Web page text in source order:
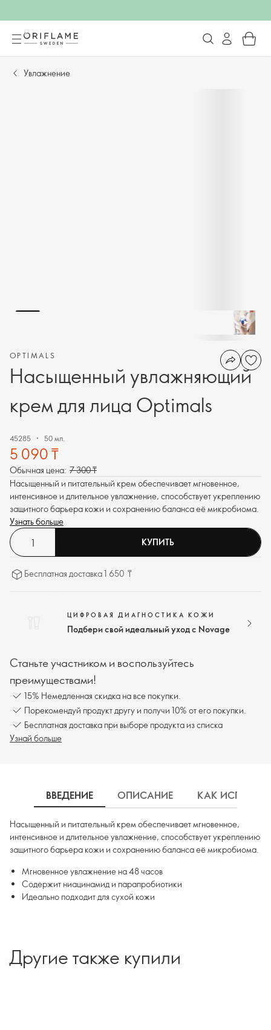
Увлажнение
OPTIMALS
Насыщенный увлажняющий
крем для лица Optimals
45285 50 мл.
5 090 ₸
Обычная цена: 7 300 ₸
Насыщенный и питательный крем обеспечивает мгновенное,
интенсивное и длительное увлажнение, способствует укреплению
защитного барьера кожи и сохранению баланса её микробиома.
Узнать больше
КУПИТЬ
Бесплатная доставка 1 650 ₸
ЦИФРОВАЯ ДИАГНОСТИКА КОЖИ
Подбери свой идеальный уход с Novage
Станьте участником и воспользуйтесь
преимуществами!
15% Немедленная скидка на все покупки.
Порекомендуй продукт другу и получи 10% от его покупки.
Бесплатная доставка при выборе продукта из списка
Узнай больше
ВВЕДЕНИЕ ОПИСАНИЕ КАК
Насыщенный и питательный крем обеспечивает мгновенное,
интенсивное и длительное увлажнение, способствует укреплению
защитного барьера кожи и сохранению баланса её микробиома.
Мгновенное увлажнение на 48 часов
Содержит ниацинамид и парапробиотики
Идеально подходит для сухой кожи
Другие также купили